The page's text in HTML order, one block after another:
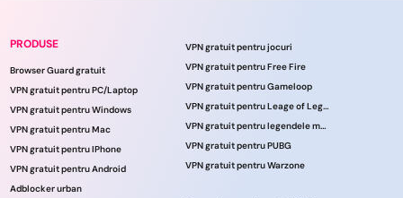
PRODUSE
Browser Guard gratuit
VPN gratuit pentru PC/Laptop
VPN gratuit pentru Windows
VPN gratuit pentru Mac
VPN gratuit pentru IPhone
VPN gratuit pentru Android
Adblocker urban
VPN gratuit pentru jocuri
VPN gratuit pentru Free Fire
VPN gratuit pentru Gameloop
VPN gratuit pentru Leage of Legends
VPN gratuit pentru legendele mobile
VPN gratuit pentru PUBG
VPN gratuit pentru Warzone